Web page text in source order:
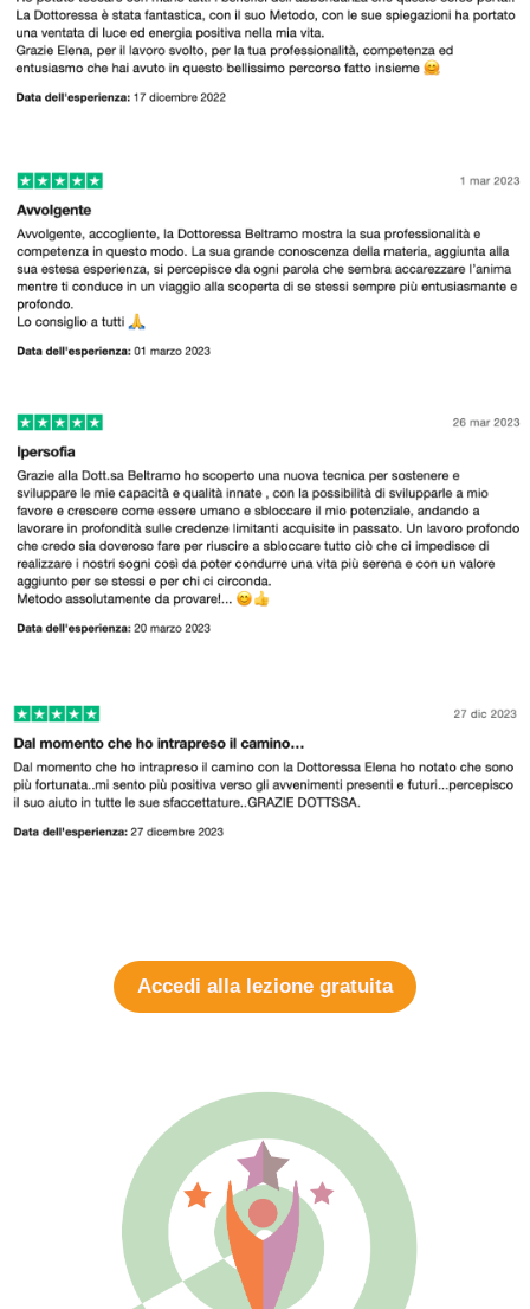
Accedi alla lezione gratuita